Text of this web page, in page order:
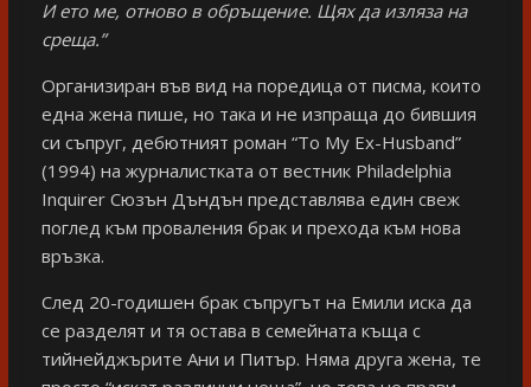
И ето ме, отново в обръщение. Щях да изляза на
среща.”
Организиран във вид на поредица от писма, които
една жена пише, но така и не изпраща до бившия
си съпруг, дебютният роман “To My Ex-Husband”
(1994) на журналистката от вестник Philadelphia
Inquirer Сюзън Дъндън представлява един свеж
поглед към проваления брак и прехода към нова
връзка.
След 20-годишен брак съпругът на Емили иска да
се разделят и тя остава в семейната къща с
тийнейджърите Ани и Питър. Няма друга жена, те